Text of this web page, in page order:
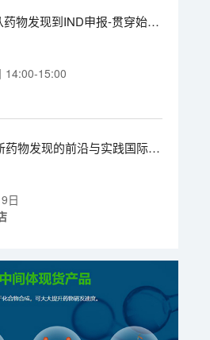
药物发现到IND申报-贯穿始终
14:00-15:00
药物发现的前沿与实践国际高
日